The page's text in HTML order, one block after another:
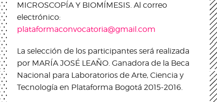
MICROSCOPÍA Y BIOMÍMESIS. Al correo
electrónico:
plataformaconvocatoria@gmail.com
La selección de los participantes será realizada
por MARÍA JOSÉ LEAÑO. Ganadora de la Beca
Nacional para Laboratorios de Arte, Ciencia y
Tecnología en Plataforma Bogotá 2015-2016.